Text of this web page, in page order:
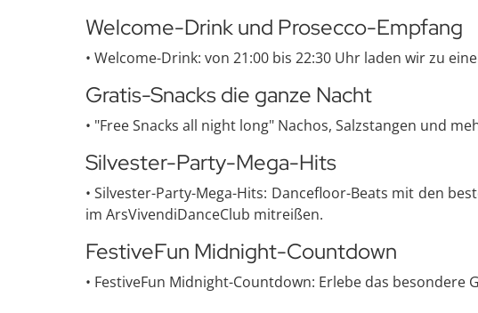
Welcome-Drink und Prosecco-Empfang
• Welcome-Drink: von 21:00 bis 22:30 Uhr laden wir zu
Gratis-Snacks die ganze Nacht
• "Free Snacks all night long" Nachos, Salzstangen und
Silvester-Party-Mega-Hits
• Silvester-Party-Mega-Hits: Dancefloor-Beats mit den
im ArsVivendiDanceClub mitreißen.
FestiveFun Midnight-Countdown
• FestiveFun Midnight-Countdown: Erlebe das